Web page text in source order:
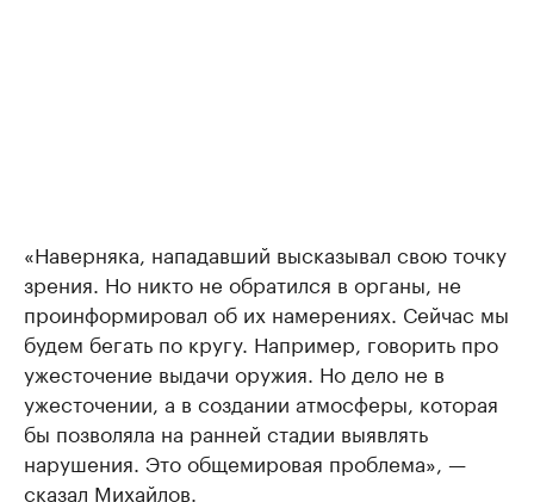
«Наверняка, нападавший высказывал свою точку
зрения. Но никто не обратился в органы, не
проинформировал об их намерениях. Сейчас мы
будем бегать по кругу. Например, говорить про
ужесточение выдачи оружия. Но дело не в
ужесточении, а в создании атмосферы, которая
бы позволяла на ранней стадии выявлять
нарушения. Это общемировая проблема», —
сказал Михайлов.